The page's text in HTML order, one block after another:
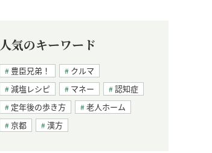
人気のキーワード
豊臣兄弟！
クルマ
減塩レシピ
マネー
認知症
定年後の歩き方
老人ホーム
京都
漢方